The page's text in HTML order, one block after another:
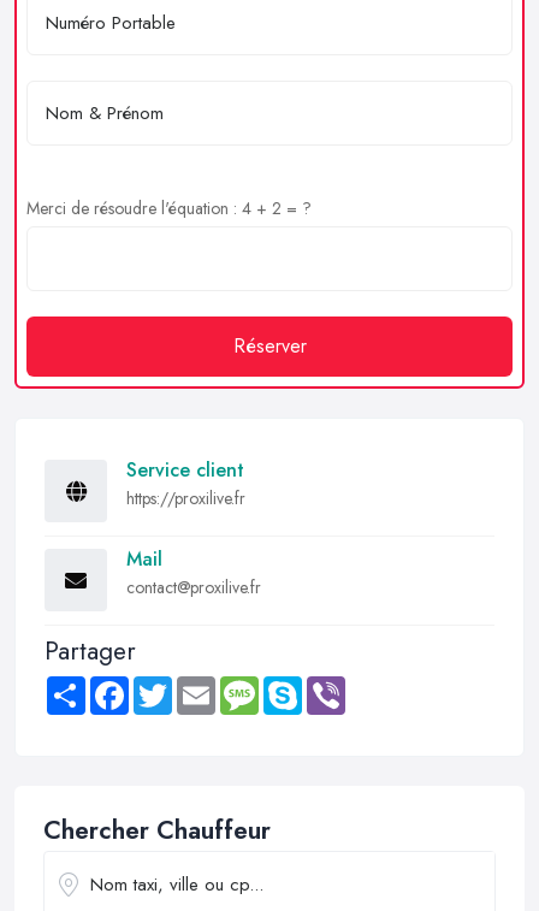
Merci de résoudre l'équation : 4 + 2 = ?
Réserver
Service client
https://proxilive.fr
Mail
contact@proxilive.fr
Partager
Share FacebookTwitter Email MessageSkype
Chercher Chauffeur